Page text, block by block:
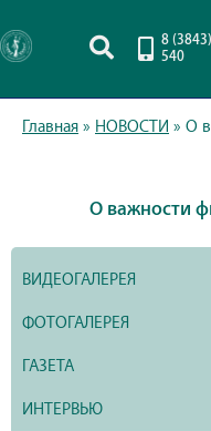
8
540
Главная » НОВОСТИ » О
О важности
ВИДЕОГАЛЕРЕЯ
ФОТОГАЛЕРЕЯ
ГАЗЕТА
ИНТЕРВЬЮ